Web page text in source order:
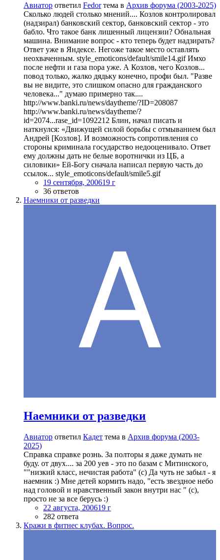
Авиатор ответил Fedorтема в Архив форума (2003-2025)
Сколько людей столько мнений.... Козлов контролировал
(надзирал) банковский сектор, банковский сектор - это
бабло. Что такое банк лишенный лицензии? Обнальная
машина. Внимание вопрос - кто теперь будет надзирать?
Ответ уже в Яндексе. Негоже такое место оставлять
неохваченным. style_emoticons/default/smile14.gif Имхо
после нефти и газа пора уже. А Козлов, чего Козлов...
повод только, жалко дядьку конечно, профи был. "Разве
вы не видите, это слишком опасно для гражданского
человека..." думаю примерно так....
http://www.banki.ru/news/daytheme/?ID=208087
http://www.banki.ru/news/daytheme/?
id=2074...rase_id=1092212 Блин, начал писать и
наткнулся: «Движущей силой борьбы с отмыванием был
Андрей [Козлов]. И возможность сопротивления со
стороны криминала государство недооценивало. Ответ
ему должны дать не белые воротнички из ЦБ, а
силовики» Ей-Богу сначала написал первую часть до
ссылок... style_emoticons/default/smile5.gif
19 сентября, 200619 г
36 ответов
Наемники от разведки
Наемники от разведки
Авиатор ответил Кадет тема в Архив форума (2003-
2025)
Справка справке рознь. За полторы я даже думать не
буду. от двух.... за 200 уев - это по базам с Митинского,
""низкий класс, нечистая работа" (с) Да чуть не забыл - я
наемник :) Мне детей кормить надо, "есть звездное небо
над головой и нравственный закон внутри нас " (с),
просто не за все берусь :)
22 августа, 200619 г
282 ответа
Кражи в фитнес клубах. Вопрос.